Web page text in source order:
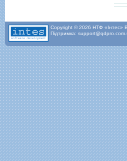
Copyright © 2026 НТФ «Інтес»
Підтримка: